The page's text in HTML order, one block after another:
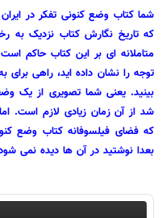
شما کتاب وضع کنونی تفکر در
که تاریخ نگارش کتاب نزدیک به
متاملانه ای بر این کتاب حاکم
توجه را نشان داده اید، راهی
بینید. یعنی شما تصویری از یک
شد از آن زمان زیادی لازم است.
که فضای فیلسوفانه کتاب وضع
بعدا نوشتید در آن ها دیده نمی